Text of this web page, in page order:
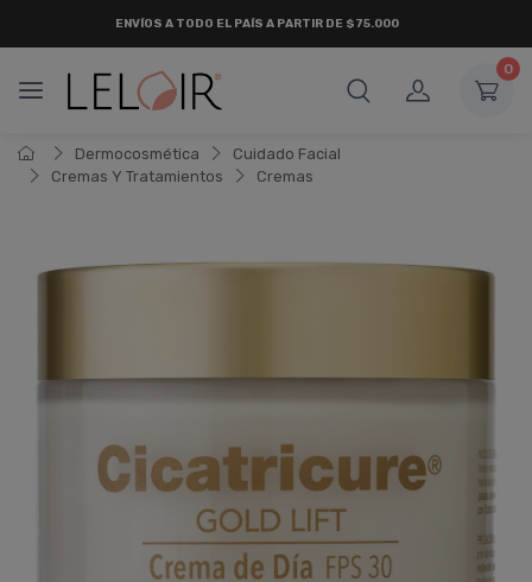
0
Dermocosmética
Cuidado Facial
Cremas Y Tratamientos
Cremas